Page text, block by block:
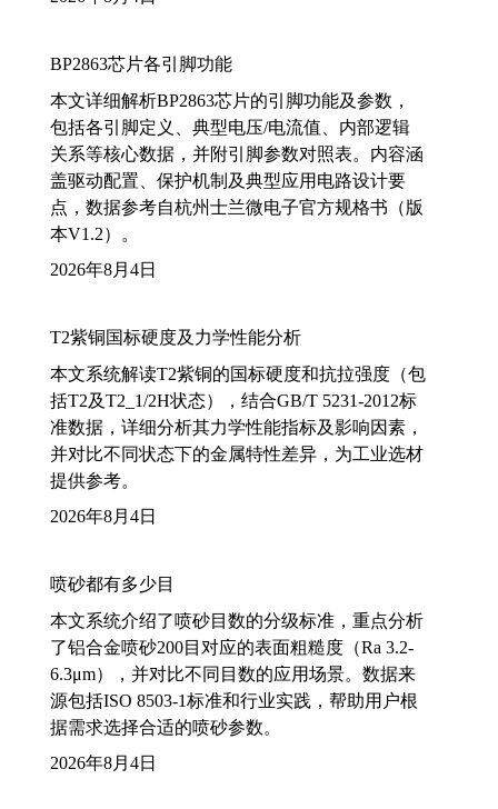
BP2863芯片各引脚功能
本文详细解析BP2863芯片的引脚功能及参数，
包括各引脚定义、典型电压/电流值、内部逻辑
关系等核心数据，并附引脚参数对照表。内容涵
盖驱动配置、保护机制及典型应用电路设计要
点，数据参考自杭州士兰微电子官方规格书（版
本V1.2）。
2026年8月4日
T2紫铜国标硬度及力学性能分析
本文系统解读T2紫铜的国标硬度和抗拉强度（包
括T2及T2_1/2H状态），结合GB/T 5231-2012标
准数据，详细分析其力学性能指标及影响因素，
并对比不同状态下的金属特性差异，为工业选材
提供参考。
2026年8月4日
喷砂都有多少目
本文系统介绍了喷砂目数的分级标准，重点分析
了铝合金喷砂200目对应的表面粗糙度（Ra 3.2-
6.3μm），并对比不同目数的应用场景。数据来
源包括ISO 8503-1标准和行业实践，帮助用户根
据需求选择合适的喷砂参数。
2026年8月4日